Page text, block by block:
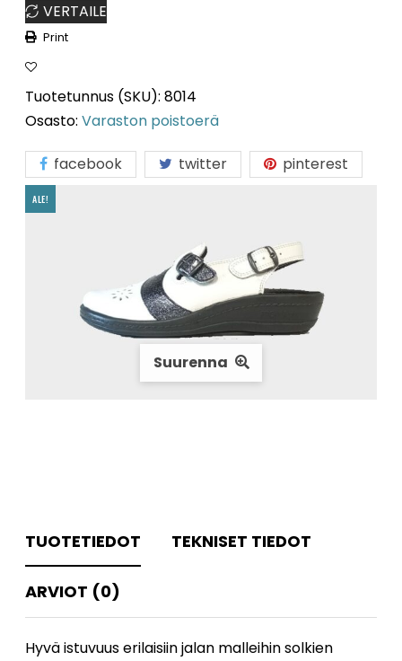
ALE!
Suurenna
määrä
VERTAILE
Print
Tuotetunnus (SKU):8014
Osasto:Varaston poistoerä
facebook twitter pinterest
TUOTETIEDOT TEKNISET TIEDOT
ARVIOT (0)
Hyvä istuvuus erilaisiin jalan malleihin solkien